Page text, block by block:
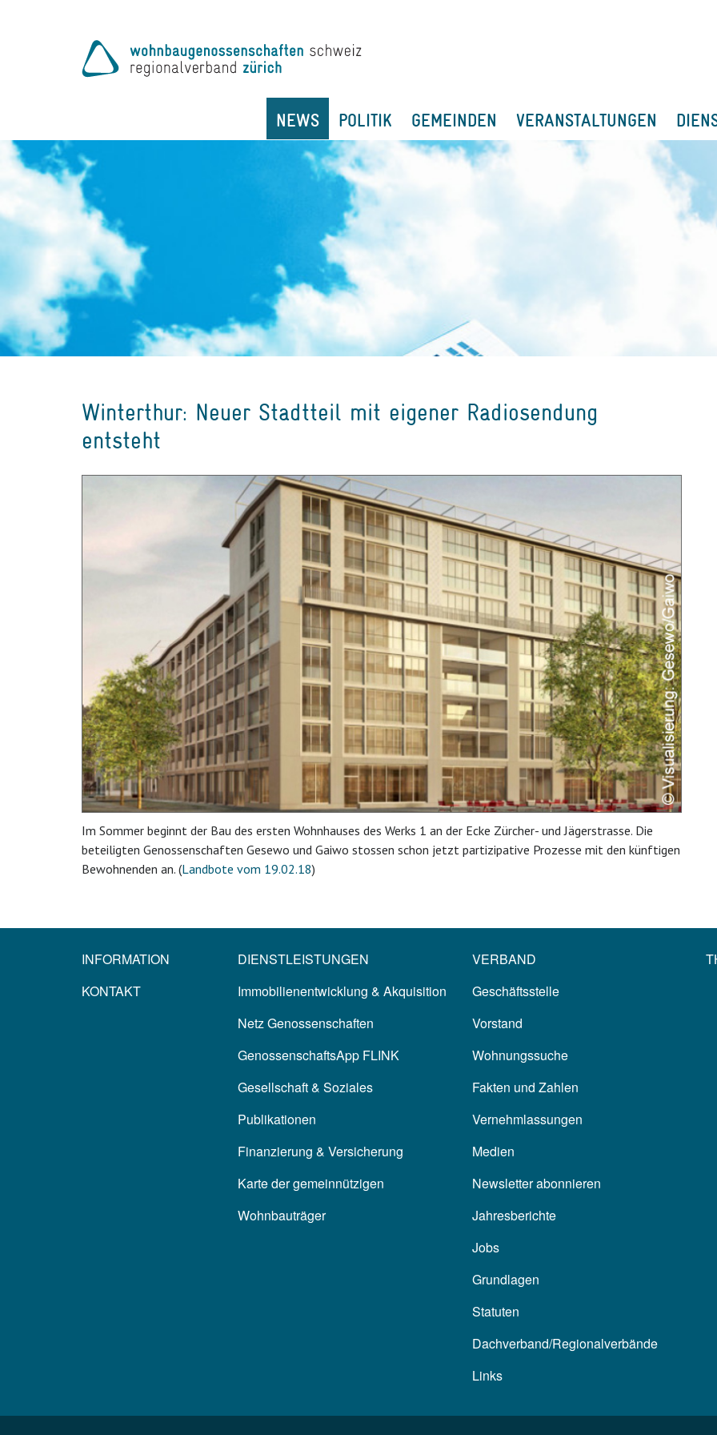
NEWS POLITIK GEMEINDEN VERANSTALTUNGEN
Winterthur: Neuer Stadtteil mit eigener Radiosendung
entsteht
Im Sommer beginnt der Bau des ersten Wohnhauses des Werks 1 an der Ecke Zürcher- und Jägerstrasse. Die
beteiligten Genossenschaften Gesewo und Gaiwo stossen schon jetzt partizipative Prozesse mit den künftigen
Bewohnenden an. (Landbote vom 19.02.18)
INFORMATION
KONTAKT
DIENSTLEISTUNGEN
Immobilienentwicklung & Akquisition
Netz Genossenschaften
GenossenschaftsApp FLINK
Gesellschaft & Soziales
Publikationen
Finanzierung & Versicherung
Karte der gemeinnützigen
Wohnbauträger
VERBAND
Geschäftsstelle
Vorstand
Wohnungssuche
Fakten und Zahlen
Vernehmlassungen
Medien
Newsletter abonnieren
Jahresberichte
Jobs
Grundlagen
Statuten
Dachverband/Regionalverbände
Links